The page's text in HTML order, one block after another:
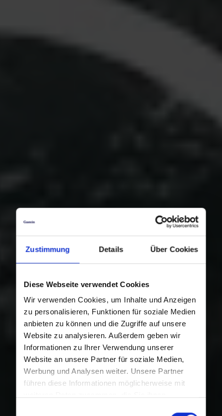
Zustimmung Details Über Cookies
Diese Webseite verwendet Cookies
Wir verwenden Cookies, um Inhalte und Anzeigen
zu personalisieren, Funktionen für soziale Medien
anbieten zu können und die Zugriffe auf unsere
Website zu analysieren. Außerdem geben wir
Informationen zu Ihrer Verwendung unserer
Website an unsere Partner für soziale Medien,
Werbung und Analysen weiter. Unsere Partner
führen diese Informationen möglicherweise mit